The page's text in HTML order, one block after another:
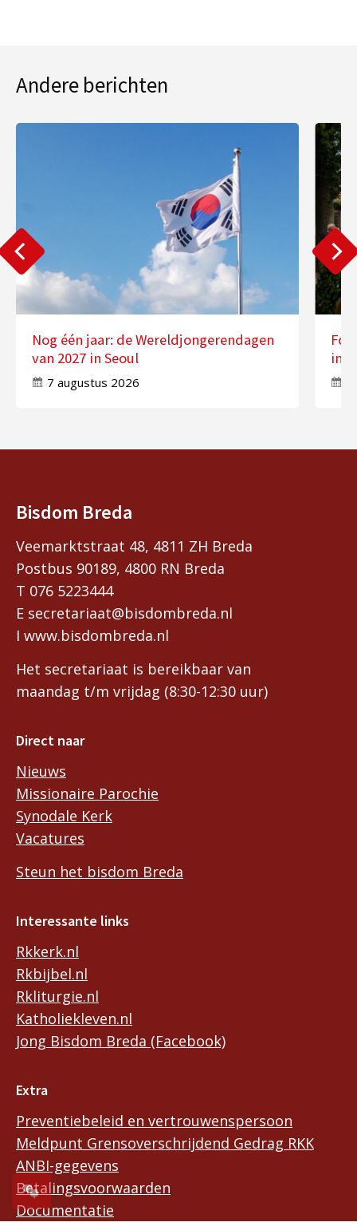
Andere berichten
Nog één jaar: de Wereldjongerendagen
van 2027 in Seoul
7 augustus 2026
in
Bisdom Breda
Veemarktstraat 48, 4811 ZH Breda
Postbus 90189, 4800 RN Breda
T 076 5223444
E secretariaat@bisdombreda.nl
I www.bisdombreda.nl
Het secretariaat is bereikbaar van
maandag t/m vrijdag (8:30-12:30 uur)
Direct naar
Nieuws
Missionaire Parochie
Synodale Kerk
Vacatures
Steun het bisdom Breda
Interessante links
Rkkerk.nl
Rkbijbel.nl
Rkliturgie.nl
Katholiekleven.nl
Jong Bisdom Breda (Facebook)
Extra
Preventiebeleid en vertrouwenspersoon
Meldpunt Grensoverschrijdend Gedrag RKK
ANBI-gegevens
Betalingsvoorwaarden
Documentatie